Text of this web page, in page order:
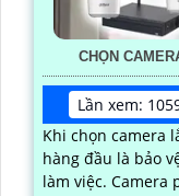
CHỌN
Lần xem:
Khi chọn camera
hàng đầu là bảo
làm việc. Camera phù hợp cần có độ phân giải cao,